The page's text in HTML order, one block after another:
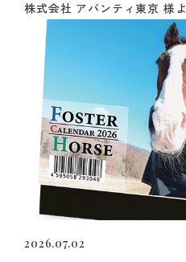
株式会社 アバンティ東京 様
2026.07.02